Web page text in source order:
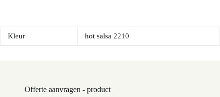
Kleur hot salsa 2210
Offerte aanvragen - product